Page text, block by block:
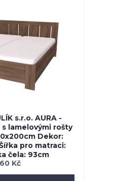
s.r.o. AURA -
lamelovými rošty
Dekor:
pro matraci:
čela: 93cm
Kč